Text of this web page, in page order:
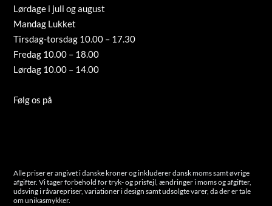
Lørdage i juli og august
Mandag Lukket
Tirsdag-torsdag 10.00 – 17.30
Fredag 10.00 – 18.00
Lørdag 10.00 – 14.00
Følg os på
Alle priser er angivet i danske kroner og inkluderer dansk moms samt øvrige
afgifter. Vi tager forbehold for tryk- og prisfejl, ændringer i moms og afgifter,
udsving i råvarepriser, variationer i design samt udsolgte varer, da der er tale
om unikasmykker.